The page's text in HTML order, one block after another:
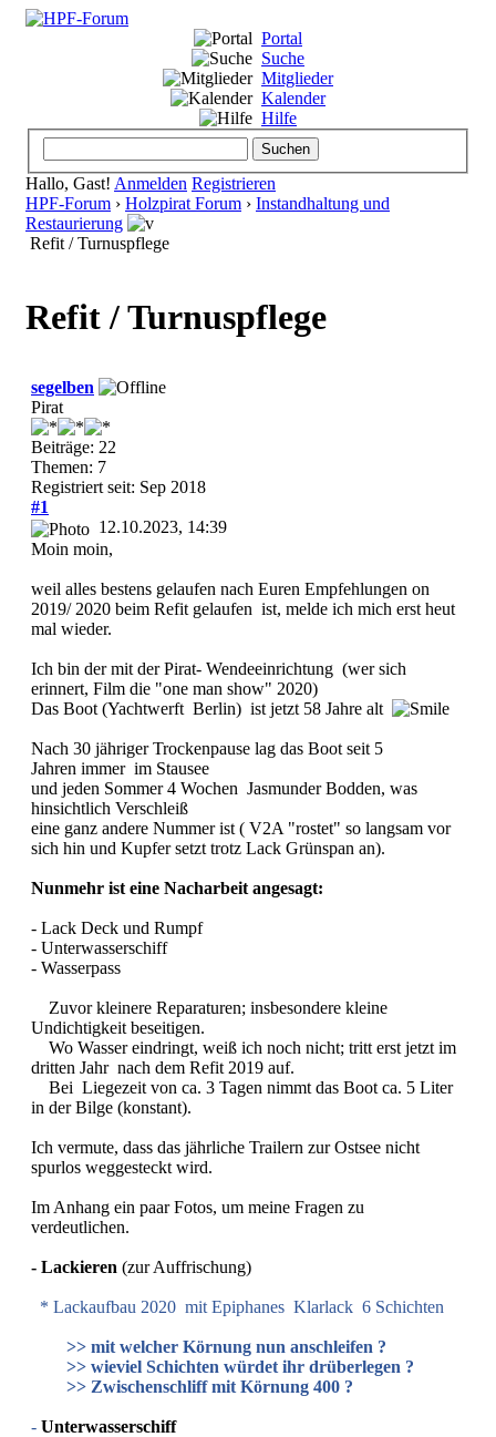
Portal
Suche
Mitglieder
Kalender
Hilfe
Hallo, Gast! Anmelden Registrieren
HPF-Forum › Holzpirat Forum › Instandhaltung und
Restaurierung
Refit / Turnuspflege
Refit / Turnuspflege
segelben
Pirat
Beiträge: 22
Themen: 7
Registriert seit: Sep 2018
#1
12.10.2023, 14:39
Moin moin,
weil alles bestens gelaufen nach Euren Empfehlungen on
2019/ 2020 beim Refit gelaufen ist, melde ich mich erst heut
mal wieder.
Ich bin der mit der Pirat- Wendeeinrichtung (wer sich
erinnert, Film die "one man show" 2020)
Das Boot (Yachtwerft Berlin) ist jetzt 58 Jahre alt
Nach 30 jähriger Trockenpause lag das Boot seit 5
Jahren immer im Stausee
und jeden Sommer 4 Wochen Jasmunder Bodden, was
hinsichtlich Verschleiß
eine ganz andere Nummer ist ( V2A "rostet" so langsam vor
sich hin und Kupfer setzt trotz Lack Grünspan an).
Nunmehr ist eine Nacharbeit angesagt:
- Lack Deck und Rumpf
- Unterwasserschiff
- Wasserpass
Zuvor kleinere Reparaturen; insbesondere kleine
Undichtigkeit beseitigen.
Wo Wasser eindringt, weiß ich noch nicht; tritt erst jetzt im
dritten Jahr nach dem Refit 2019 auf.
Bei Liegezeit von ca. 3 Tagen nimmt das Boot ca. 5 Liter
in der Bilge (konstant).
Ich vermute, dass das jährliche Trailern zur Ostsee nicht
spurlos weggesteckt wird.
Im Anhang ein paar Fotos, um meine Fragen zu
verdeutlichen.
- Lackieren (zur Auffrischung)
* Lackaufbau 2020 mit Epiphanes Klarlack 6 Schichten
>> mit welcher Körnung nun anschleifen ?
>> wieviel Schichten würdet ihr drüberlegen ?
>> Zwischenschliff mit Körnung 400 ?
- Unterwasserschiff